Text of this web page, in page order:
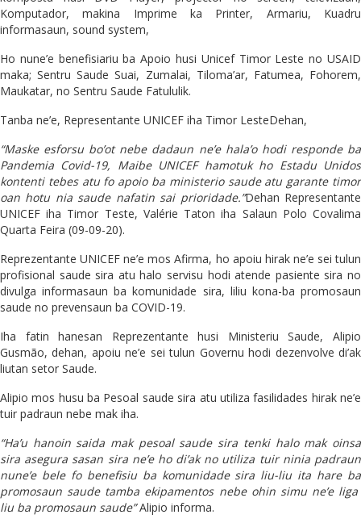
Komputador, makina Imprime ka Printer, Armariu, Kuadru
informasaun, sound system,
Ho nune’e benefisiariu ba Apoio husi Unicef Timor Leste no USAID
maka; Sentru Saude Suai, Zumalai, Tiloma’ar, Fatumea, Fohorem,
Maukatar, no Sentru Saude Fatululik.
Tanba ne’e, Representante UNICEF iha Timor LesteDehan,
“Maske esforsu bo’ot nebe dadaun ne’e hala’o hodi responde ba
Pandemia Covid-19, Maibe UNICEF hamotuk ho Estadu Unidos
kontenti tebes atu fo apoio ba ministerio saude atu garante timor
oan hotu nia saude nafatin sai prioridade.”Dehan Representante
UNICEF iha Timor Teste, Valérie Taton iha Salaun Polo Covalima
Quarta Feira (09-09-20).
Reprezentante UNICEF ne’e mos Afirma, ho apoiu hirak ne’e sei tulun
profisional saude sira atu halo servisu hodi atende pasiente sira no
divulga informasaun ba komunidade sira, liliu kona-ba promosaun
saude no prevensaun ba COVID-19.
Iha fatin hanesan Reprezentante husi Ministeriu Saude, Alipio
Gusmão, dehan, apoiu ne’e sei tulun Governu hodi dezenvolve di’ak
liutan setor Saude.
Alipio mos husu ba Pesoal saude sira atu utiliza fasilidades hirak ne’e
tuir padraun nebe mak iha.
“Ha’u hanoin saida mak pesoal saude sira tenki halo mak oinsa
sira asegura sasan sira ne’e ho di’ak no utiliza tuir ninia padraun
nune’e bele fo benefisiu ba komunidade sira liu-liu ita hare ba
promosaun saude tamba ekipamentos nebe ohin simu ne’e liga
liu ba promosaun saude”Alipio informa.